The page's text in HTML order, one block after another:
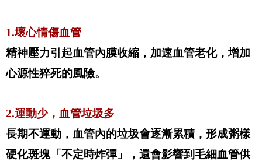
1.壞心情傷血管
精神壓力引起血管內膜收縮，加速血管老化，增加
心源性猝死的風險。
2.運動少，血管垃圾多
長期不運動，血管內的垃圾會逐漸累積，形成粥樣
硬化斑塊「不定時炸彈」，還會影響到毛細血管供